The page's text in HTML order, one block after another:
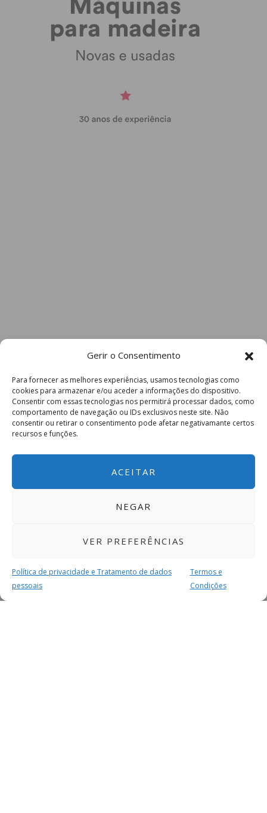
Gerir o Consentimento
Para fornecer as melhores experiências, usamos tecnologias como
cookies para armazenar e/ou aceder a informações do dispositivo.
Consentir com essas tecnologias nos permitirá processar dados, como
comportamento de navegação ou IDs exclusivos neste site. Não
consentir ou retirar o consentimento pode afetar negativamante certos
recursos e funções.
ACEITAR
NEGAR
VER PREFERÊNCIAS
Política de privacidade e Tratamento de dados
pessoais
Termos e
Condições